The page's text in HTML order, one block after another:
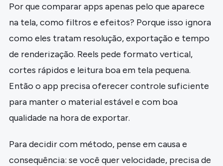
Por que comparar apps apenas pelo que aparece
na tela, como filtros e efeitos? Porque isso ignora
como eles tratam resolução, exportação e tempo
de renderização. Reels pede formato vertical,
cortes rápidos e leitura boa em tela pequena.
Então o app precisa oferecer controle suficiente
para manter o material estável e com boa
qualidade na hora de exportar.
Para decidir com método, pense em causa e
consequência: se você quer velocidade, precisa de